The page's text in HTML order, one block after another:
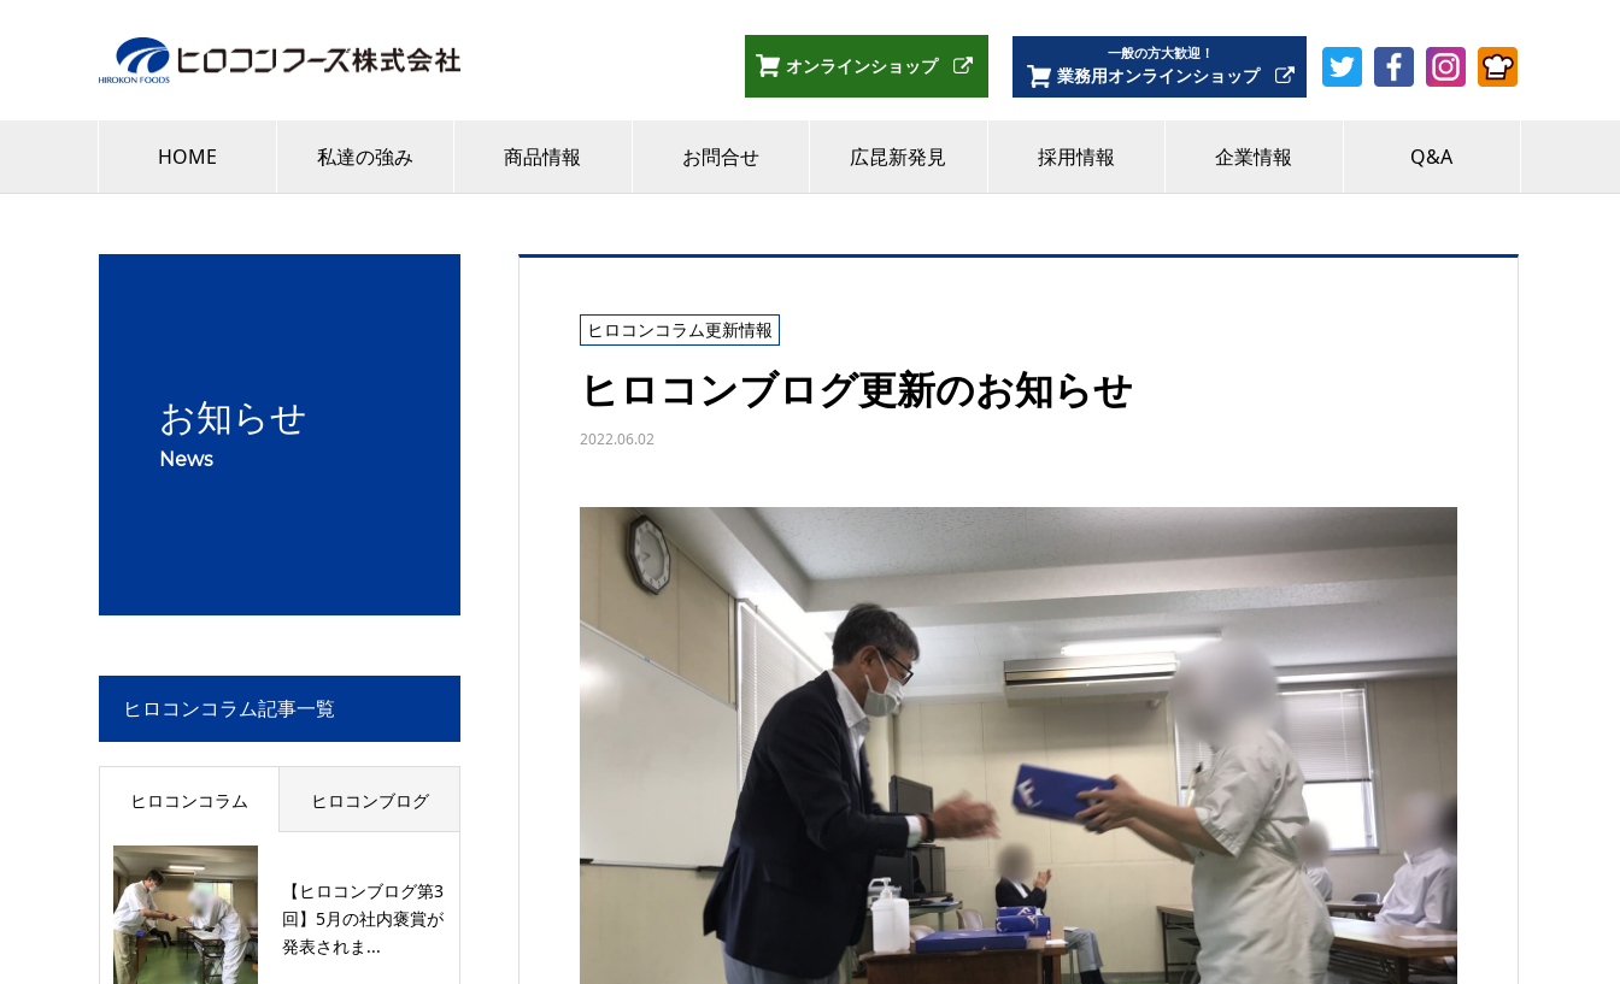
オンラインショップ
一般の方大歓迎！
業務用オンラインショップ
HOME 私達の強み 商品情報 お問合せ 広昆新発見 採用情報 企業情報 Q&A
お知らせ
News
ヒロコンコラム更新情報
ヒロコンブログ更新のお知らせ
2022.06.02
ヒロコンコラム記事一覧
ヒロコンコラム ヒロコンブログ
【ヒロコンブログ第3
回】5月の社内褒賞が
発表されま...